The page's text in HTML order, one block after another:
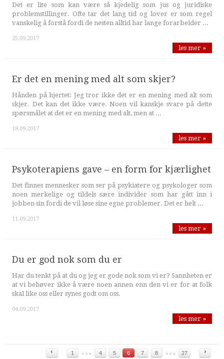
Det er lite som kan være så kjedelig som jus og juridiske
problemstillinger. Ofte tar det lang tid og lover er som regel
vanskelig å forstå fordi de nesten alltid har lange forarbeider ...
25.09.2017
les mer »
Er det en mening med alt som skjer?
Hånden på hjertet: Jeg tror ikke det er en mening med alt som
skjer. Det kan det ikke være. Noen vil kanskje svare på dette
spørsmålet at det er en mening med alt, men at ...
18.09.2017
les mer »
Psykoterapiens gave – en form for kjærlighet
Det finnes mennesker som ser på psykiatere og psykologer som
noen merkelige og tildels sære individer som har gått inn i
jobben sin fordi de vil løse sine egne problemer. Det er helt ...
11.09.2017
les mer »
Du er god nok som du er
Har du tenkt på at du og jeg er gode nok som vi er? Sannheten er
at vi behøver ikke å være noen annen enn den vi er for at folk
skal like oss eller synes godt om oss.
04.09.2017
les mer »
‹ 1 4 5 6 7 8 27 ›